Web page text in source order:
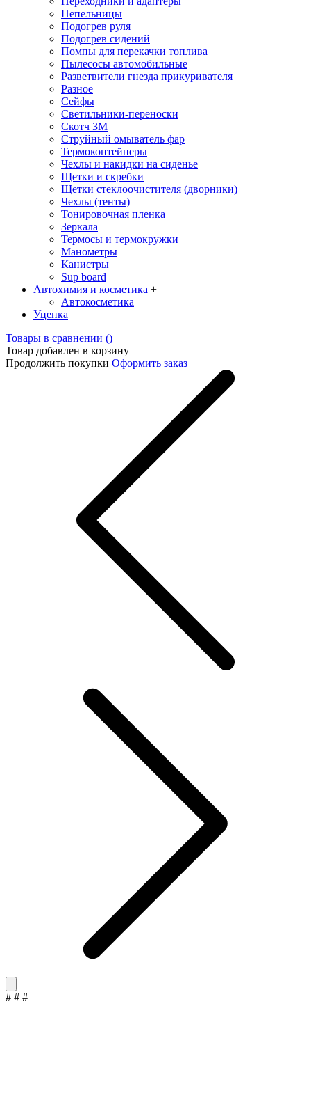
Пепельницы
Подогрев руля
Подогрев сидений
Помпы для перекачки топлива
Пылесосы автомобильные
Разветвители гнезда прикуривателя
Разное
Сейфы
Светильники-переноски
Скотч 3М
Струйный омыватель фар
Термоконтейнеры
Чехлы и накидки на сиденье
Щетки и скребки
Щетки стеклоочистителя (дворники)
Чехлы (тенты)
Тонировочная пленка
Зеркалa
Термосы и термокружки
Манометры
Канистры
Sup board
Автохимия и косметика +
Автокосметика
Уценка
Товары в сравнении ()
Товар добавлен в корзину
Продолжить покупки Оформить заказ
# # #